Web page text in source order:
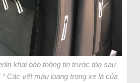
khai báo thông tin trước tòa sau
Các vết máu loang trong xe là của